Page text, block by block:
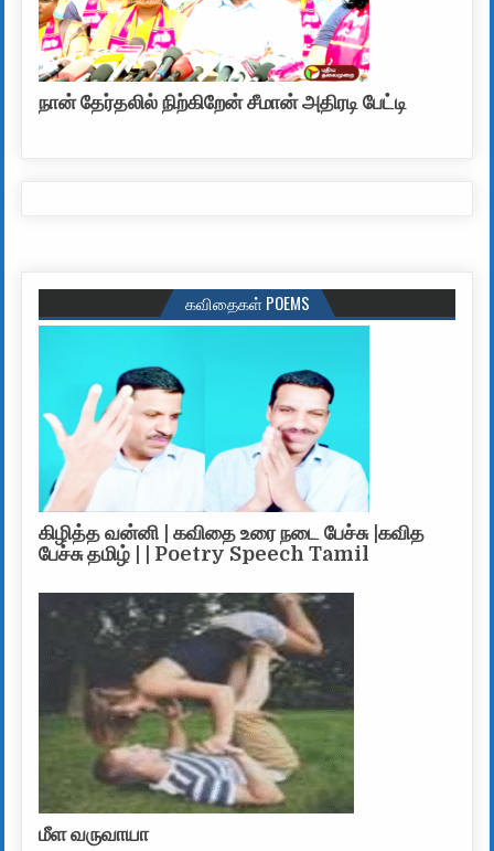
நான் தேர்தலில் நிற்கிறேன் சீமான் அதிரடி பேட்டி
கவிதைகள் POEMS
கிழித்த வன்னி | கவிதை உரை நடை பேச்சு |கவித
பேச்சு தமிழ் | | Poetry Speech Tamil
மீள வருவாயா